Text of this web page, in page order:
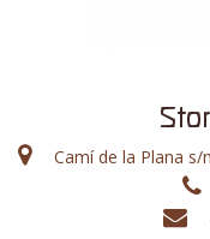
Camí de la Plana s/